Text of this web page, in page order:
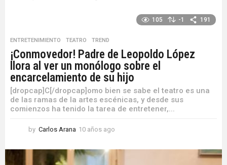
a
g
o
105 -1 191
ENTRETENIMIENTO ,TEATRO ,TREND
¡Conmovedor! Padre de Leopoldo López
llora al ver un monólogo sobre el
encarcelamiento de su hijo
[dropcap]C[/dropcap]omo bien se sabe el teatro es una
de las ramas de la artes escénicas, y desde sus
comienzos ha tenido la tarea de entretener,...
by Carlos Arana 10 años ago
a
ñ